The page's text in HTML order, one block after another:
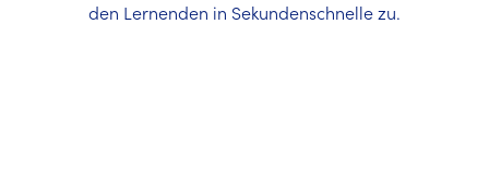
den Lernenden in Sekundenschnelle zu.